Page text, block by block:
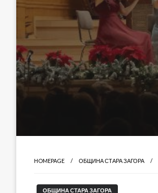
HOMEPAGE ОБЩИНА СТАРА ЗАГОРА
ОБЩИНА СТАРА ЗАГОРА